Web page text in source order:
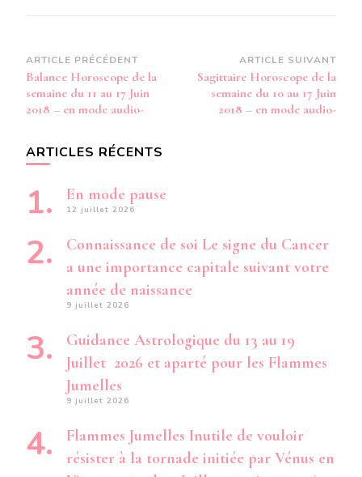
Navigation
d’article
ARTICLE PRÉCÉDENT
Balance Horoscope de la
semaine du 11 au 17 Juin
2018 – en mode audio-
ARTICLE SUIVANT
Sagittaire Horoscope de la
semaine du 10 au 17 Juin
2018 – en mode audio-
ARTICLES RÉCENTS
En mode pause
12 juillet 2026
Connaissance de soi Le signe du Cancer
a une importance capitale suivant votre
année de naissance
9 juillet 2026
Guidance Astrologique du 13 au 19
Juillet 2026 et aparté pour les Flammes
Jumelles
9 juillet 2026
Flammes Jumelles Inutile de vouloir
résister à la tornade initiée par Vénus en